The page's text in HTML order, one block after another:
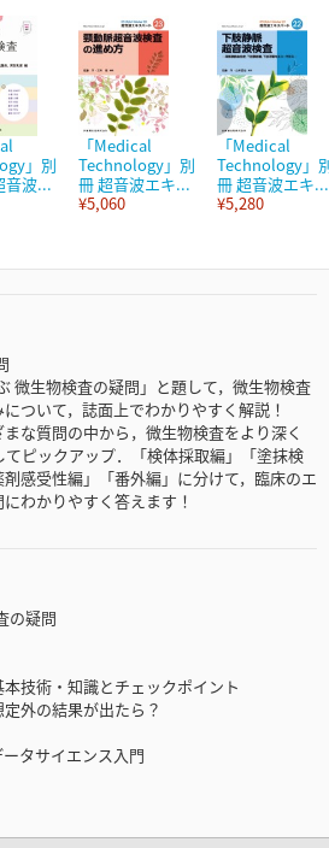
」別
音波...
「Medical
Technology」別
冊 超音波エキ...
¥5,060
「Medical
Technology」
冊 超音波エキ...
¥5,280
微生物検査の疑問」と題して，微生物検査
ついて，誌面上でわかりやすく解説！
な質問の中から，微生物検査をより深く
ピックアップ．「検体採取編」「塗抹検
感受性編」「番外編」に分けて，臨床のエ
わかりやすく答えます！
の疑問
技術・知識とチェックポイント
外の結果が出たら？
タサイエンス入門